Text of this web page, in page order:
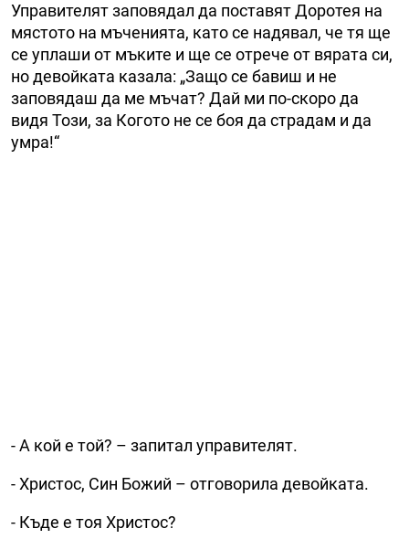
Управителят заповядал да поставят Доротея на
мястото на мъченията, като се надявал, че тя ще
се уплаши от мъките и ще се отрече от вярата си,
но девойката казала: „Защо се бавиш и не
заповядаш да ме мъчат? Дай ми по-скоро да
видя Този, за Когото не се боя да страдам и да
умра!“
- А кой е той? – запитал управителят.
- Христос, Син Божий – отговорила девойката.
- Къде е тоя Христос?